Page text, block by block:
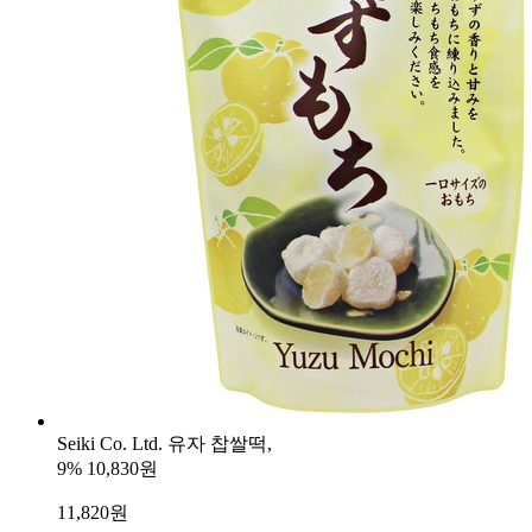
Seiki Co. Ltd. 유자 찹쌀떡,
9% 10,830원
11,820원